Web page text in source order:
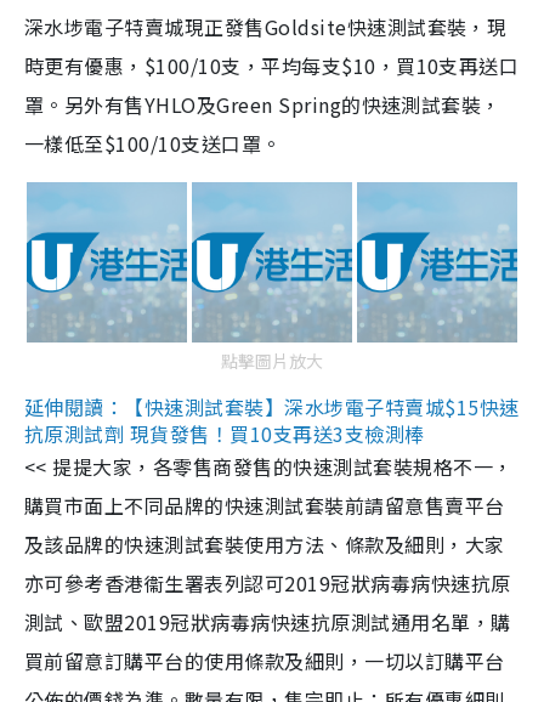
深水埗電子特賣城現正發售Goldsite快速測試套裝，現
時更有優惠，$100/10支，平均每支$10，買10支再送口
罩。另外有售YHLO及Green Spring的快速測試套裝，
一樣低至$100/10支送口罩。
點擊圖片放大
延伸閱讀：【快速測試套裝】深水埗電子特賣城$15快速
抗原測試劑 現貨發售！買10支再送3支檢測棒
<< 提提大家，各零售商發售的快速測試套裝規格不一，
購買市面上不同品牌的快速測試套裝前請留意售賣平台
及該品牌的快速測試套裝使用方法、條款及細則，大家
亦可參考香港衞生署表列認可2019冠狀病毒病快速抗原
測試、歐盟2019冠狀病毒病快速抗原測試通用名單，購
買前留意訂購平台的使用條款及細則，一切以訂購平台